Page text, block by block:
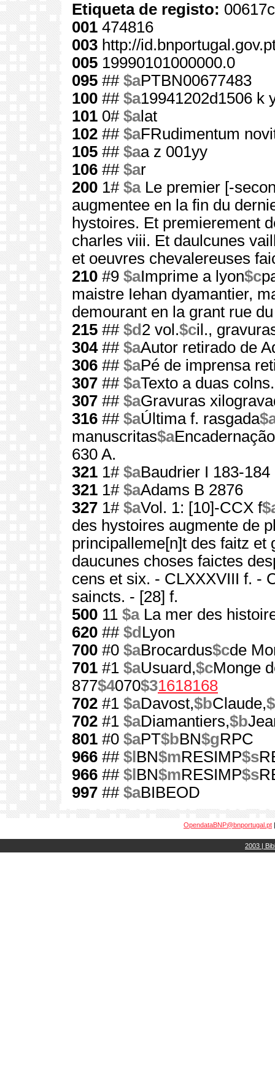
Etiqueta de registo:
001 474816
003 http://
005 19990101000000.0
095 ## $aPTBN00677483
100 ## $a19941202d1506 k
101 0# $alat
102 ## $aFRudimentum
105 ## $aa z 001yy
106 ## $ar
200 1# $aLe premier [-
augmentee en la fin du
hystoires. Et premierement
charles viii. Et daulcunes
et oeuvres chevalereuses
210 #9 $aImprime a lyon$c
maistre Iehan dyamantier,
demourant en la grant rue
215 ## $d 2 vol.$cil.,
304## $aAutor retirado de
306 ## $aPé de imprensa
307 ## $aTexto a duas colns.
307 ## $aGravuras
316 ## $aÚltima f. rasgada
manuscritas$a
630 A.
321 1# $aBaudrier I 183-184
321 1# $aAdams B 2876
327 1# $aVol. 1: [10]-CCX f
des hystoires augmente de
principalleme[n]t des faitz et
daucunes choses faictes
cens et six. - CLXXXVIII f. -
saincts. - [28] f.
500 11 $aLa mer des
620 ## $d Lyon
700 #0 $aBrocardus$cde
701 #1 $aUsuard,$cMonge
877$4070$31618168
702 #1 $aDavost,$bClaude,
702 #1 $aDiamantiers,$b
801 #0 $aPT$bBN$gRPC
966 ## $l BN$mRESIMP$s
966 ## $l BN$mRESIMP$s
997 ## $aBIBEOD
OpendataBNP@bnportugal.pt
2003 |